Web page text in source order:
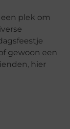
plek om
gewoon een
hier